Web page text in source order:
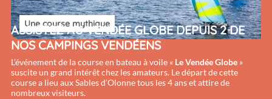
Une course mythique
ASSISTEZ AU VENDÉE GLOBEDEPUIS 2 DE
NOS CAMPINGS VENDÉENS
L’événement de la course en bateau à voile « Le Vendée Globe»
suscite un grand intérêt chez les amateurs. Le départ de cette
course a lieu aux Sables d’Olonne tous les 4 ans et attire de
nombreux visiteurs.